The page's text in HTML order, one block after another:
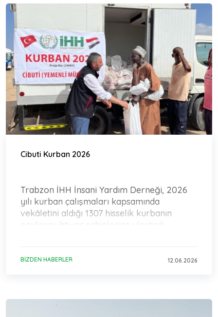
Cibuti Kurban 2026
Trabzon İHH İnsani Yardım Derneği, 2026
yılı kurban çalışmaları kapsamında
vekâletini aldığı 1307 hisselik kurbanın
paylarını ihtiyaç sahiplerine ulaştırdı.
BIZDEN HABERLER 12.06.2026